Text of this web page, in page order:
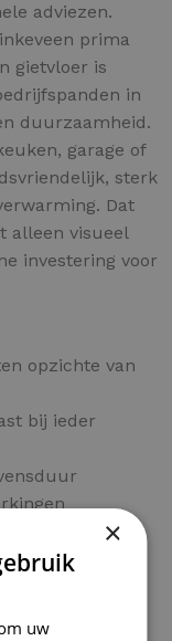
adviezen.
prima
gietvloer is
in
duurzaamheid.
garage of
sterk
Dat
alleen visueel
investering voor
opzichte van
bij ieder
Vinkeveen
in Vinkeveen
kosten?
pakket en
×
uw